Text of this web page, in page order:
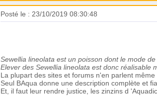
Posté le : 23/10/2019 08:30:48
Sewellia lineolata est un poisson dont le mode
Elever des Sewellia lineolata est donc réalisable
La plupart des sites et forums n'en parlent même
Seul BAqua donne une description complète et
Et, il faut leur rendre justice, les zinzins d